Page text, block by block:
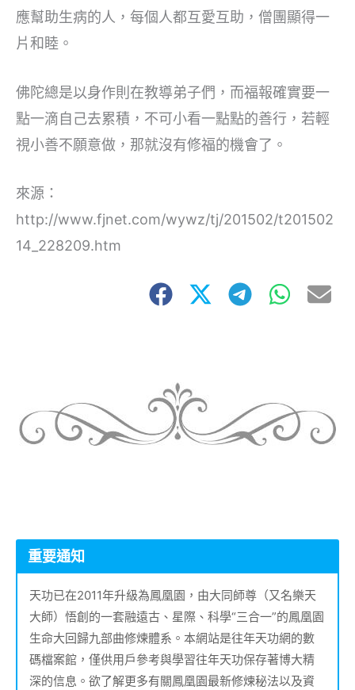
應幫助生病的人，每個人都互愛互助，僧團顯得一
片和睦。
佛陀總是以身作則在教導弟子們，而福報確實要一
點一滴自己去累積，不可小看一點點的善行，若輕
視小善不願意做，那就沒有修福的機會了。
來源：
http://www.fjnet.com/wywz/tj/201502/t201502
14_228209.htm
重要通知
天功已在2011年升級為鳳凰園，由大同師尊（又名樂天
大師）悟創的一套融遠古、星際、科學“三合一”的鳳凰園
生命大回歸九部曲修煉體系。本網站是往年天功網的數
碼檔案館，僅供用戶參考與學習往年天功保存著博大精
深的信息。欲了解更多有關鳳凰園最新修煉秘法以及資